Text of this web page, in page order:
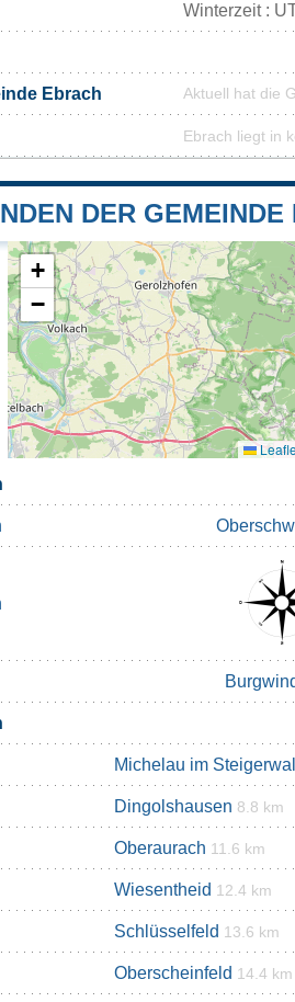
Winterzeit :
Ebrach Aktuell hat die
Ebrach liegt in
DER GEMEINDE
+
−
Michelau im
Dingolshausen 8.8 km
Oberaurach 11.6 km
Wiesentheid 12.4 km
Schlüsselfeld 13.6 km
Oberscheinfeld 14.4 km